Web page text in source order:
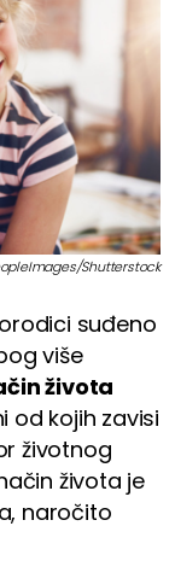
Shutterstock
suđeno
više
života
od kojih zavisi
životnog
života je
naročito